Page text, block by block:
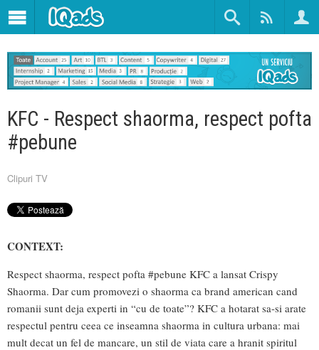
KFC - Respect shaorma, respect pofta
#pebune
Clipuri TV
CONTEXT:
Respect shaorma, respect pofta #pebune KFC a lansat Crispy
Shaorma. Dar cum promovezi o shaorma ca brand american cand
romanii sunt deja experti in “cu de toate”? KFC a hotarat sa-si arate
respectul pentru ceea ce inseamna shaorma in cultura urbana: mai
mult decat un fel de mancare, un stil de viata care a hranit spiritul